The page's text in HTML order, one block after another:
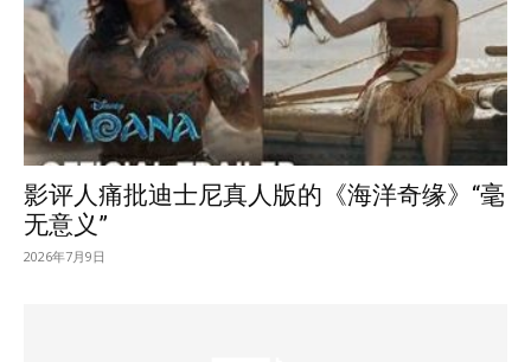
影评人痛批迪士尼真人版的《海洋奇缘》“毫
无意义”
2026年7月9日